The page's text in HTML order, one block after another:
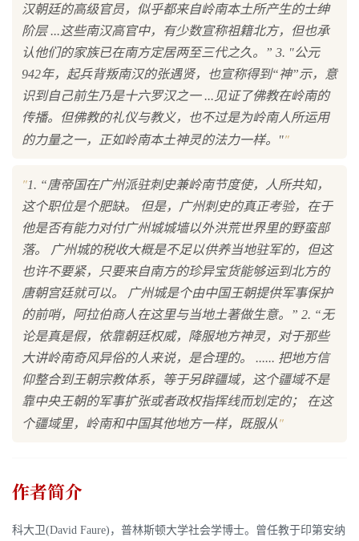
汉朝廷的高级官员，似乎都来自岭南本土所产生的士绅
阶层 ...这些南汉高官中，有少数宣称祖籍北方，但也承
认他们的家族已在南方定居两至三代之久。” 3. "公元
942年，起兵背叛南汉的张遇贤，也宣称得到“神”示，意
识到自己前生乃是十六罗汉之一 ...见证了佛教在岭南的
传播。但佛教的礼仪与教义，也不过是为岭南人所运用
的力量之一，正如岭南本土神灵的法力一样。""
"1. “唐帝国在广州派驻刺史兼岭南节度使，人所共知，
这个职位是个肥缺。 但是，广州刺史的真正考验，在于
他是否有能力对付广州城城墙以外洪荒世界里的野蛮部
落。 广州城的税收大概是不足以供养当地驻军的，但这
也许不要紧，只要来自南方的珍异宝货能够运到北方的
唐朝宫廷就可以。 广州城是个由中国王朝提供军事保护
的前哨，阿拉伯商人在这里与当地土著做生意。” 2. “无
论是真是假，依靠朝廷权威，降服地方神灵，对于那些
大讲岭南奇风异俗的人来说，是合理的。 ...... 把地方信
仰整合到王朝宗教体系，等于另辟疆域，这个疆域不是
靠中央王朝的军事扩张或者政权指挥线而划定的； 在这
个疆域里，岭南和中国其他地方一样，既服从"
作者简介
科大卫(David Faure)，普林斯顿大学社会学博士。曾任教于印第安纳